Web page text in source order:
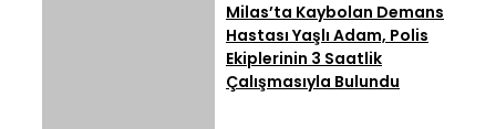
Milas’ta Kaybolan Demans
Hastası Yaşlı Adam, Polis
Ekiplerinin 3 Saatlik
Çalışmasıyla Bulundu